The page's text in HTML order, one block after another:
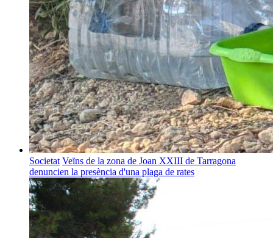
Societat Veïns de la zona de Joan XXIII de Tarragona
denuncien la presència d'una plaga de rates